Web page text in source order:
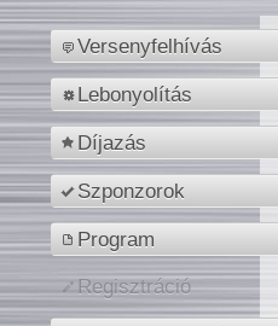
Versenyfelhívás
Lebonyolítás
Díjazás
Szponzorok
Program
Regisztráció